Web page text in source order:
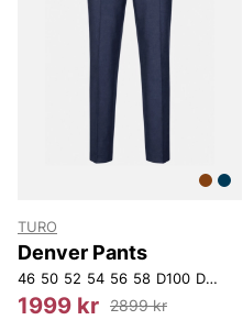
TURO
Denver Pants
46 50 52 54 56 58 D100 D108
1999 kr 2899 kr